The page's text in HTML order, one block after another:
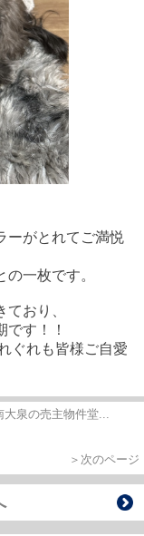
ーがとれてご満悦
の一枚です。
ており、
す！！
ぐれも皆様ご自愛
大泉の売主物件堂...
＞次のページ